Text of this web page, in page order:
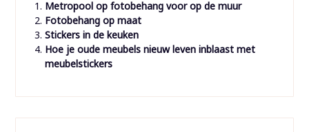
Metropool op fotobehang voor op de muur
Fotobehang op maat
Stickers in de keuken
Hoe je oude meubels nieuw leven inblaast met
meubelstickers